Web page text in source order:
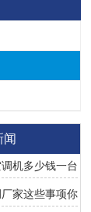
闻
机多少钱一台
免家这些事项你